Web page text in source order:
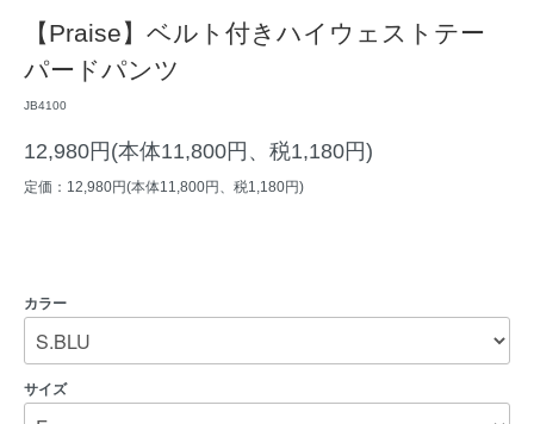
【Praise】ベルト付きハイウェストテー
パードパンツ
JB4100
12,980円(本体11,800円、税1,180円)
定価：12,980円(本体11,800円、税1,180円)
カラー
サイズ